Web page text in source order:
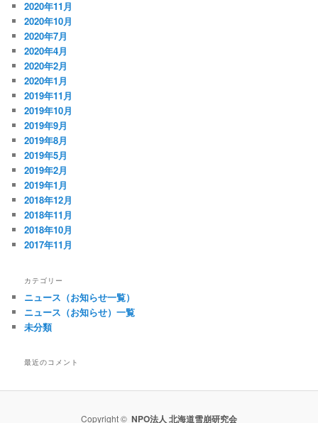
2020年11月
2020年10月
2020年7月
2020年4月
2020年2月
2020年1月
2019年11月
2019年10月
2019年9月
2019年8月
2019年5月
2019年2月
2019年1月
2018年12月
2018年11月
2018年10月
2017年11月
カテゴリー
ニュース（お知らせ一覧）
ニュース（お知らせ）一覧
未分類
最近のコメント
Copyright © NPO法人 北海道雪崩研究会